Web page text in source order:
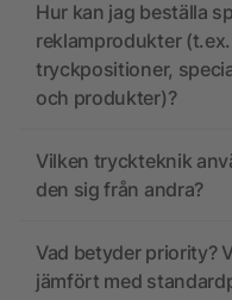
Hur kan jag beställa
reklamprodukter
tryckpositioner,
och produkter)?
Vilken tryckteknik
den sig från andra?
Vad betyder priority?
jämfört med